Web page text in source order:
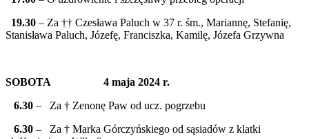
19.30 – Za †† Czesława Paluch w 37 r. śm., Mariannę, Stefanię,
Stanisława Paluch, Józefę, Franciszka, Kamilę, Józefa Grzywna
SOBOTA 4 maja 2024 r.
6.30 – Za † Zenonę Paw od ucz. pogrzebu
6.30 – Za † Marka Górczyńskiego od sąsiadów z klatki